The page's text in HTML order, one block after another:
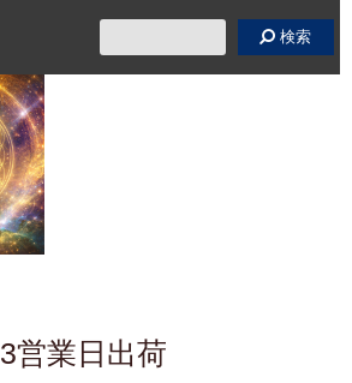
検索
3営業日出荷